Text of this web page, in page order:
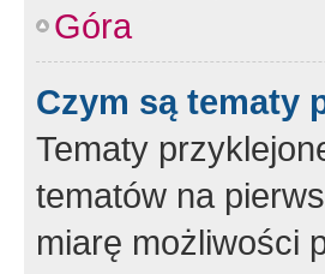
Góra
Czym są tematy
Tematy
tematów na
miarę możliwości